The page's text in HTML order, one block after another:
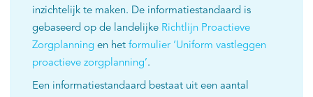
inzichtelijk te maken. De informatiestandaard is
gebaseerd op de landelijke Richtlijn Proactieve
Zorgplanning en het formulier ‘Uniform vastleggen
proactieve zorgplanning’.
Een informatiestandaard bestaat uit een aantal